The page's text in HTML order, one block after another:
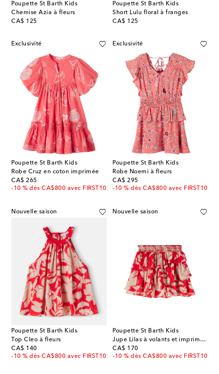
Poupette St Barth Kids
Chemise Azia à fleurs
CA$ 125
original price
Poupette St Barth Kids
Short Lulu floral à franges
CA$ 125
original price
Exclusivité
Poupette St Barth Kids
Robe Cruz en coton imprimée
CA$ 265
original price
-10 % dès CA$800 avec FIRST10
Exclusivité
Poupette St Barth Kids
Robe Noemi à fleurs
CA$ 295
original price
-10 % dès CA$800 avec FIRST10
Nouvelle saison
Poupette St Barth Kids
Top Cleo à fleurs
CA$ 140
original price
-10 % dès CA$800 avec FIRST10
Nouvelle saison
Poupette St Barth Kids
Jupe Lilas à volants et imprimé floral
CA$ 170
original price
-10 % dès CA$800 avec FIRST10